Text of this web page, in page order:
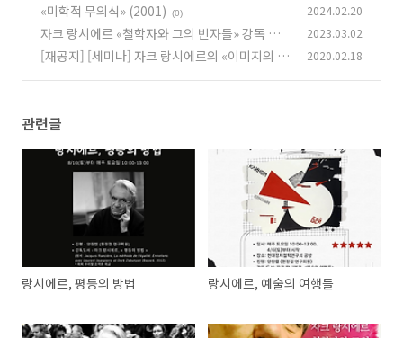
«미학적 무의식» (2001) (0) 2024.02.20
자크 랑시에르 «철학자와 그의 빈자들» 강독 세
미나 안내 (0)
2023.03.02
[재공지] [세미나] 자크 랑시에르의 «이미지의 운
2020.02.18
관련글
랑시에르, 평등의 방법 랑시에르, 예술의 여행들